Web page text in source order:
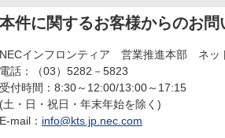
本件に関するお客様からのお問
NECインフロンティア 営業推進本部 ネッ
電話：（03）5282－5823
受付時間：8:30～12:00/13:00～17:15
(土・日・祝日・年末年始を除く)
E-mail： info@kts.jp.nec.com